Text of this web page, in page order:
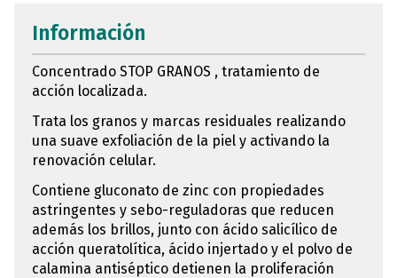
Información
Concentrado STOP GRANOS , tratamiento de
acción localizada.
Trata los granos y marcas residuales realizando
una suave exfoliación de la piel y activando la
renovación celular.
Contiene gluconato de zinc con propiedades
astringentes y sebo-reguladoras que reducen
además los brillos, junto con ácido salicílico de
acción queratolítica, ácido injertado y el polvo de
calamina antiséptico detienen la proliferación